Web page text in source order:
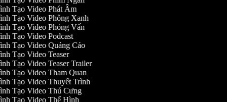
Tạo Video Phát Âm
Tạo Video Phông Xanh
Tạo Video Phỏng Vấn
Tạo Video Podcast
Tạo Video Quảng Cáo
Tạo Video Teaser
Tạo Video Teaser Trailer
Tạo Video Tham Quan
Tạo Video Thuyết Trình
Tạo Video Thú Cưng
Tạo Video Thể Hình